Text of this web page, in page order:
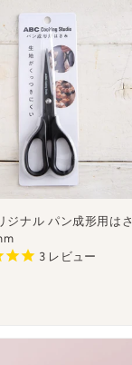
ジナル パン成形用はさ
3レビュー